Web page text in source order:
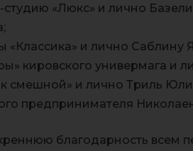
студию «Люкс» и лично
«Классика» и лично Саблину
кировского универмага и
смешной» и лично Триль
предпринимателя
благодарность всем